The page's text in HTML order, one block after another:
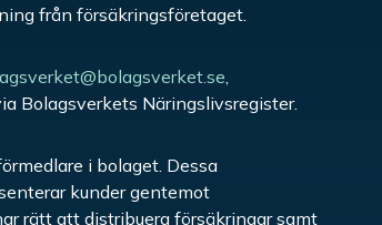
från försäkringsföretaget.
,
Bolagsverkets Näringslivsregister.
i bolaget. Dessa
kunder gentemot
rätt att distribuera försäkringar samt